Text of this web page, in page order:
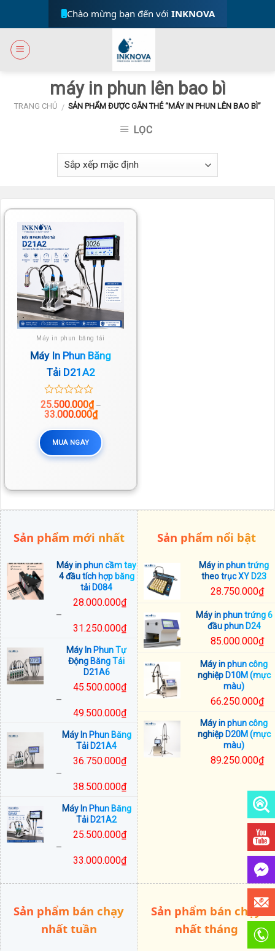
content
Chào mừng bạn đến với INKNOVA
máy in phun lên bao bì
TRANG CHỦ / SẢN PHẨM ĐƯỢC GẮN THẺ “MÁY IN PHUN LÊN BAO BÌ”
LỌC
Máy in phun băng tải
Máy In Phun Băng
Tải D21A2
0
out
5
25.500.000₫ –
33.000.000₫Khoảng
giá:
25.500.000₫
đến
33.000.000₫
MUA NGAY
Sản phẩm mới nhất
Máy in phun cầm tay
4 đầu tích hợp băng
tải D084
28.000.000₫
–
31.250.000₫
giá:Máy In Phun Tự
Động Băng Tải
D21A6
45.500.000₫
–
49.500.000₫
giá:
45.500.000₫
đến
49.500.000₫
Máy In Phun Băng
Tải D21A4
36.750.000₫
–
38.500.000₫
giá:
36.750.000₫
đến
38.500.000₫
Máy In Phun Băng
Tải D21A2
25.500.000₫
–
33.000.000₫
giá:
25.500.000₫
đến
Sản phẩm nổi bật
Máy in phun trứng
theo trục XY D23
28.750.000₫
Máy in phun trứng 6
đầu phun D24
85.000.000₫
Máy in phun công
nghiệp D10M (mực
màu)
66.250.000₫
Máy in phun công
nghiệp D20M (mực
màu)
89.250.000₫
Sản phẩm bán chạy
nhất tuần
Sản phẩm bán chạy
nhất tháng